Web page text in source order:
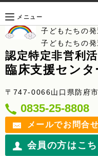
子どもたちの
子どもたちの
認定特定非営利
臨床支援センタ
メニュー
〒747-0066山口県防府
0835-25-8808
メールでお問合
会員の方はこ